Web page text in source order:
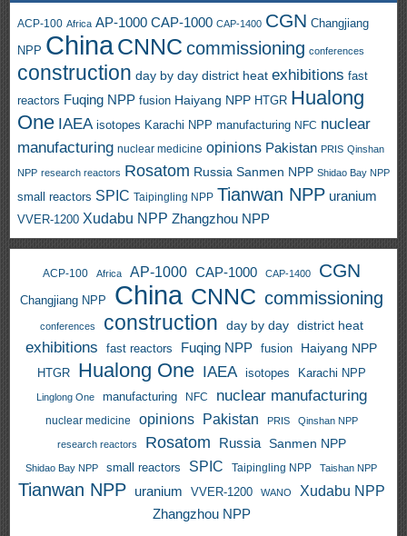
ACP-100 Africa AP-1000 CAP-1000 CAP-1400 CGN Changjiang
NPP ChinaCNNC commissioning conferences
construction day by day district heat exhibitions fast
reactors Fuqing NPP fusion Haiyang NPP HTGR Hualong
One IAEA isotopes Karachi NPP manufacturing NFC nuclear
manufacturing nuclear medicine opinions Pakistan PRIS Qinshan
NPP research reactors Rosatom Russia Sanmen NPP Shidao Bay NPP
small reactors SPIC Taipingling NPP Tianwan NPP uranium
VVER-1200 Xudabu NPP Zhangzhou NPP
ACP-100 Africa AP-1000 CAP-1000 CAP-1400 CGN
Changjiang NPP China CNNC commissioning
conferences construction day by day district heat
exhibitions fast reactors Fuqing NPP fusion Haiyang NPP
HTGR Hualong One IAEA isotopes Karachi NPP
Linglong One manufacturing NFC nuclear manufacturing
nuclear medicine opinions Pakistan PRIS Qinshan NPP
research reactors Rosatom Russia Sanmen NPP
Shidao Bay NPP small reactors SPIC Taipingling NPP Taishan NPP
Tianwan NPP uranium VVER-1200 WANO
Xudabu NPP
Zhangzhou NPP